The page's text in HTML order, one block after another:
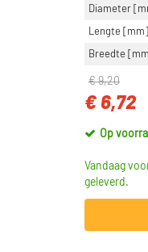
Diameter
Lengte [mm]
Breedte [mm]
€ 9,20
€ 6,72
Op
Vandaag
geleverd.